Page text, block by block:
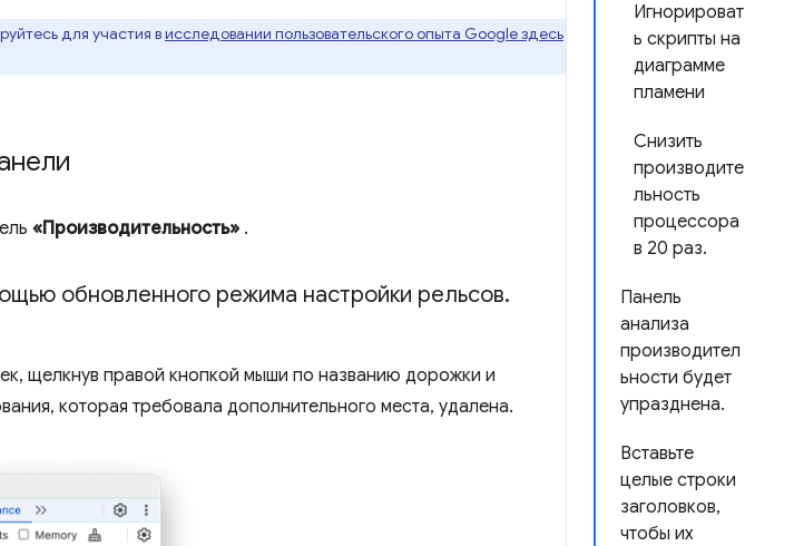
Игнорироват
ь скрипты на
диаграмме
пламени
Снизить
производите
льность
процессора
в 20 раз.
Панель
анализа
производител
ьности будет
упразднена.
Вставьте
целые строки
заголовков,
чтобы их
для участия висследовании пользовательского опыта Google здесь
«Производительность» .
обновленного режима настройки рельсов.
щелкнув правой кнопкой мыши по названию дорожки и
которая требовала дополнительного места, удалена.